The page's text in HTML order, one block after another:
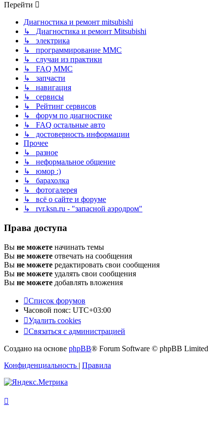
Перейти
Диагностика и ремонт mitsubishi
↳ Диагностика и ремонт Mitsubishi
↳ электрика
↳ программирование MMC
↳ случаи из практики
↳ FAQ MMC
↳ запчасти
↳ навигация
↳ сервисы
↳ Рейтинг сервисов
↳ форум по диагностике
↳ FAQ остальные авто
↳ достоверность информации
Прочее
↳ разное
↳ неформальное общение
↳ юмор :)
↳ барахолка
↳ фотогалерея
↳ всё о сайте и форуме
↳ rvr.ksn.ru - "запасной аэродром"
Права доступа
Вы не можете начинать темы
Вы не можете отвечать на сообщения
Вы не можете редактировать свои сообщения
Вы не можете удалять свои сообщения
Вы не можете добавлять вложения
Список форумов
Часовой пояс: UTC+03:00
Удалить cookies
Связаться с администрацией
Создано на основе phpBB® Forum Software © phpBB Limited
Конфиденциальность | Правила